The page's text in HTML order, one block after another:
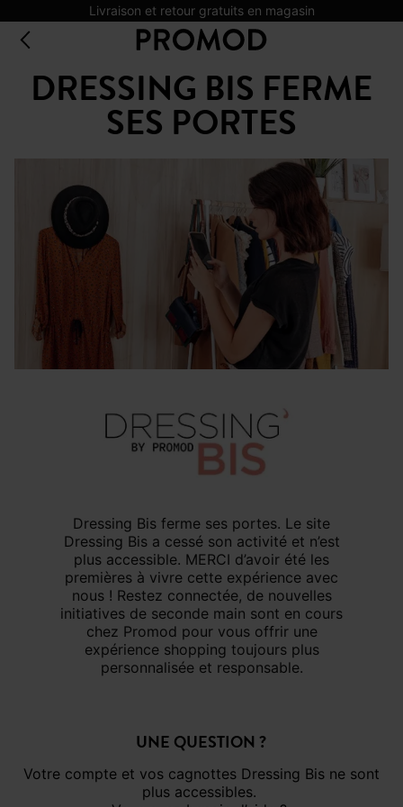
Livraison et retour gratuits en magasin
DRESSING BIS FERME
SES PORTES
Dressing Bis ferme ses portes. Le site
Dressing Bis a cessé son activité et n’est
plus accessible. MERCI d’avoir été les
premières à vivre cette expérience avec
nous ! Restez connectée, de nouvelles
initiatives de seconde main sont en cours
chez Promod pour vous offrir une
expérience shopping toujours plus
personnalisée et responsable.
UNE QUESTION ?
Votre compte et vos cagnottes Dressing Bis ne sont
plus accessibles.